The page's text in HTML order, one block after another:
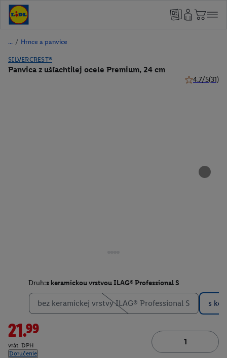
/ Hrnce a panvice
SILVERCREST®
Panvica z ušľachtilej ocele Premium, 24 cm
4.7/5(31)
Druh:s keramickou vrstvou ILAG® Professional S
bez keramickej vrstvy ILAG® Professional S s
21.99
vrát. DPH
Doručenie